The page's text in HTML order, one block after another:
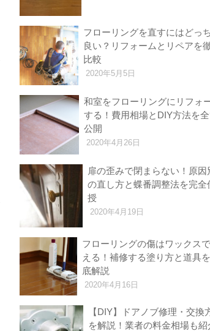
フローリングを直すにはどっ
良い？リフォームとリペアを
比較
2020年5月5日
和室をフローリングにリフォ
する！費用相場とDIY方法を全
公開
2020年4月26日
扉の歪みで閉まらない！原因
の直し方と蝶番調整法を完全
授
2020年4月19日
フローリングの傷はワックス
える！補修する塗り方と道具
底解説
2020年4月16日
【DIY】ドアノブ修理・交換
を解説！業者の料金相場も紹